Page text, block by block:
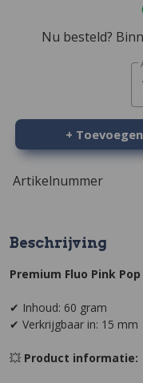
Nu besteld?
+
Artikelnummer
Beschrijving
Premium Fluo Pink
✔ Inhoud: 60 gram
✔ Verkrijgbaar in: 15 mm
💥 Product informatie: